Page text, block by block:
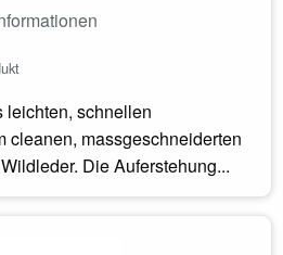
leichten, schnellen
cleanen, massgeschneiderten
Die Auferstehung...